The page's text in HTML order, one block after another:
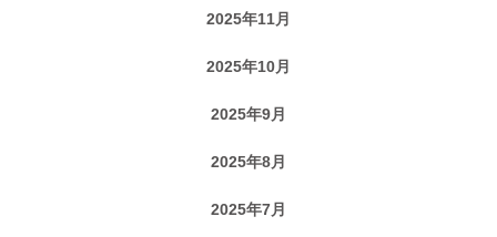
2025年11月
2025年10月
2025年9月
2025年8月
2025年7月